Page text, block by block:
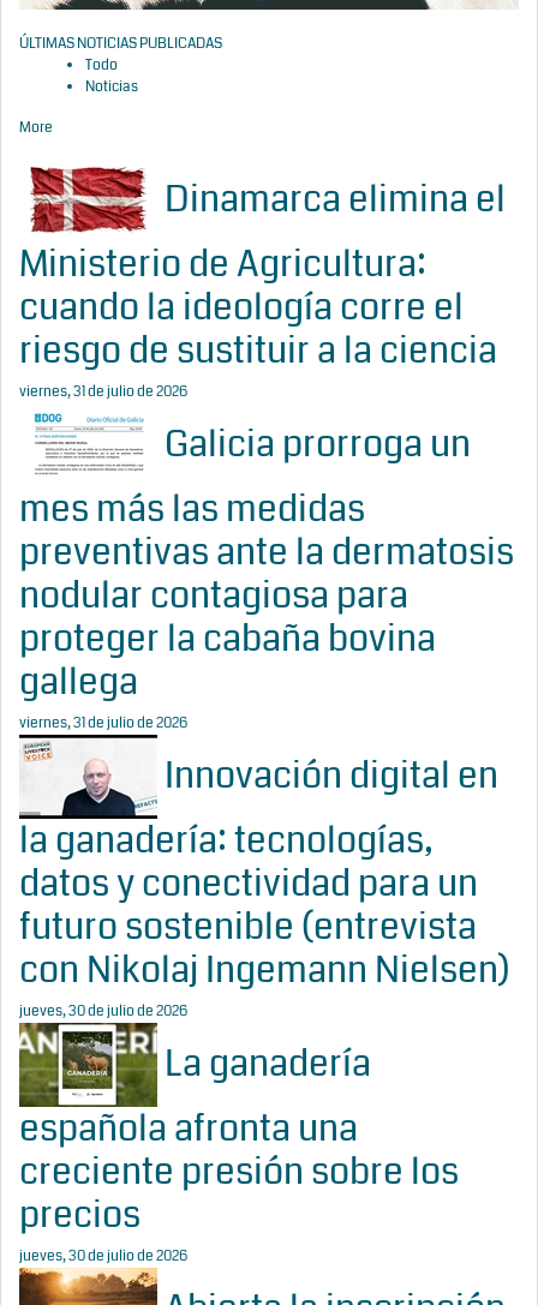
ÚLTIMAS NOTICIAS PUBLICADAS
Todo
Noticias
More
Dinamarca elimina el
Ministerio de Agricultura:
cuando la ideología corre el
riesgo de sustituir a la ciencia
viernes, 31 de julio de 2026
Galicia prorroga un
mes más las medidas
preventivas ante la dermatosis
nodular contagiosa para
proteger la cabaña bovina
gallega
viernes, 31 de julio de 2026
Innovación digital en
la ganadería: tecnologías,
datos y conectividad para un
futuro sostenible (entrevista
con Nikolaj Ingemann Nielsen)
jueves, 30 de julio de 2026
La ganadería
española afronta una
creciente presión sobre los
precios
jueves, 30 de julio de 2026